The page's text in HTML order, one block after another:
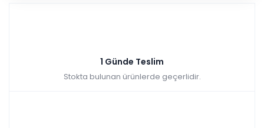
1 Günde Teslim
Stokta bulunan ürünlerde geçerlidir.